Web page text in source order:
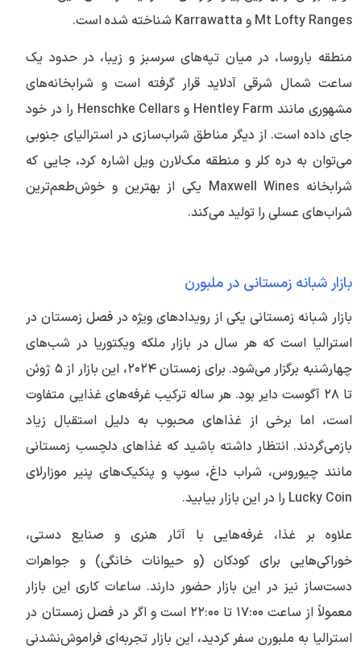
Mt Lofty Ranges و Karrawatta شناخته شده است.
منطقه باروسا، در میان تپه‌های سرسبز و زیبا، در حدود یک
ساعت شمال شرقی آدلاید قرار گرفته است و شرابخانه‌های
مشهوری مانند Hentley Farm و Henschke Cellars را در خود
جای داده است. از دیگر مناطق شراب‌سازی در استرالیای جنوبی
می‌توان به دره کلر و منطقه مک‌لارن ویل اشاره کرد، جایی که
شرابخانه Maxwell Wines یکی از بهترین و خوش‌طعم‌ترین
شراب‌های عسلی را تولید می‌کند.
بازار شبانه زمستانی در ملبورن
بازار شبانه زمستانی یکی از رویدادهای ویژه در فصل زمستان در
استرالیا است که هر سال در بازار ملکه ویکتوریا در شب‌های
چهارشنبه برگزار می‌شود. برای زمستان ۲۰۲۴، این بازار از ۵ ژوئن
تا ۲۸ آگوست دایر بود. هر ساله ترکیب غرفه‌های غذایی متفاوت
است، اما برخی از غذاهای محبوب به دلیل استقبال زیاد
بازمی‌گردند. انتظار داشته باشید که غذاهای دلچسب زمستانی
مانند چیوروس، شراب داغ، سوپ و پنکیک‌های پنیر موزارلای
Lucky Coin را در این بازار بیابید.
علاوه بر غذا، غرفه‌هایی با آثار هنری و صنایع دستی،
خوراکی‌هایی برای کودکان (و حیوانات خانگی) و جواهرات
دست‌ساز نیز در این بازار حضور دارند. ساعات کاری این بازار
معمولاً از ساعت ۱۷:۰۰ تا ۲۲:۰۰ است و اگر در فصل زمستان در
استرالیا به ملبورن سفر کردید، این بازار تجربه‌ای فراموش‌نشدنی